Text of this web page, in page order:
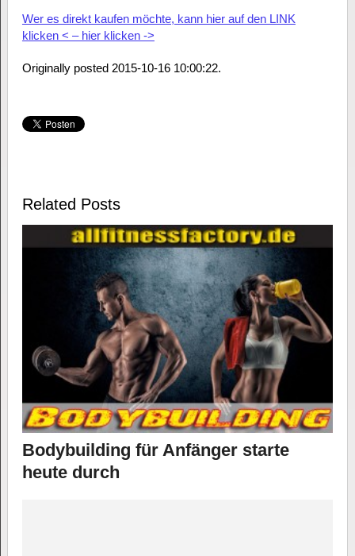
Wer es direkt kaufen möchte, kann hier auf den LINK
klicken < – hier klicken ->
Originally posted 2015-10-16 10:00:22.
Related Posts
Bodybuilding für Anfänger starte
heute durch